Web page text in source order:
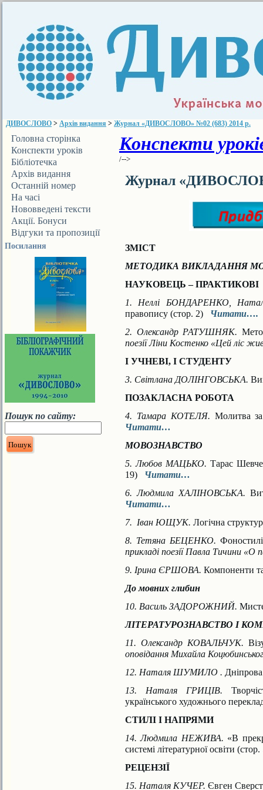
ДИВОСЛОВО > Архів видання > Журнал «ДИВОСЛОВО» №02 (683) 2014 р.
Головна сторінка
Конспекти уроків
Бібліотечка
ДИВОСЛОВА
Архів видання
Останній номер
На часі
Нововведені тексти
Акції. Бонуси
Відгуки та пропозиції
Посилання
Пошук по сайту:
Конспекти
/-->
Журнал
ЗМІСТ
МЕТОДИКА ВИКЛАДАННЯ
НАУКОВЕЦЬ – ПРАКТИКОВІ
1. Неллі БОНДАРЕНКО,
правопису (стор. 2) Читати….
2. Олександр РАТУШНЯК.
поезії Ліни Костенко «Цей ліс
І УЧНЕВІ, І СТУДЕНТУ
3. Світлана ДОЛІНГОВСЬКА.
ПОЗАКЛАСНА РОБОТА
4. Тамара КОТЕЛЯ. Молитва
Читати…
МОВОЗНАВСТВО
5. Любов МАЦЬКО. Тарас
19) Читати…
6. Людмила ХАЛІНОВСЬКА.
Читати…
7. Іван ЮЩУК. Логічна
8. Тетяна БЕЦЕНКО.
прикладі поезії Павла Тичини «О
9. Ірина ЄРШОВА. Компоненти
До мовних глибин
10. Василь ЗАДОРОЖНИЙ.
ЛІТЕРАТУРОЗНАВСТВО І
11. Олександр КОВАЛЬЧУК.
оповідання Михайла
12. Наталя ШУМИЛО .
13. Наталя ГРИЦІВ.
українського художнього
СТИЛІ І НАПРЯМИ
14. Людмила НЕЖИВА. «В
системі літературної освіти
РЕЦЕНЗІЇ
15. Наталя КУЧЕР. Євген